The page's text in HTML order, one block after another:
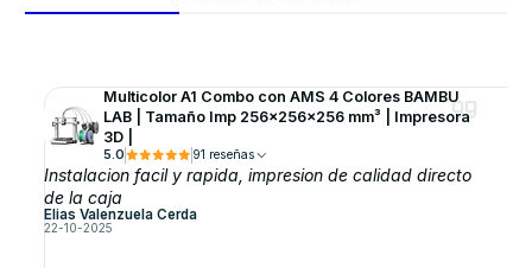
Multicolor A1 Combo con AMS 4 Colores BAMBU
LAB | Tamaño Imp 256×256×256 mm³ | Impresora
3D |
5.0 91 reseñas
Instalacion facil y rapida, impresion de calidad directo
de la caja
Elias Valenzuela Cerda
22-10-2025